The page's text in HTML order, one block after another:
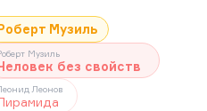
Музиль
Музиль
без свойств
Леонов